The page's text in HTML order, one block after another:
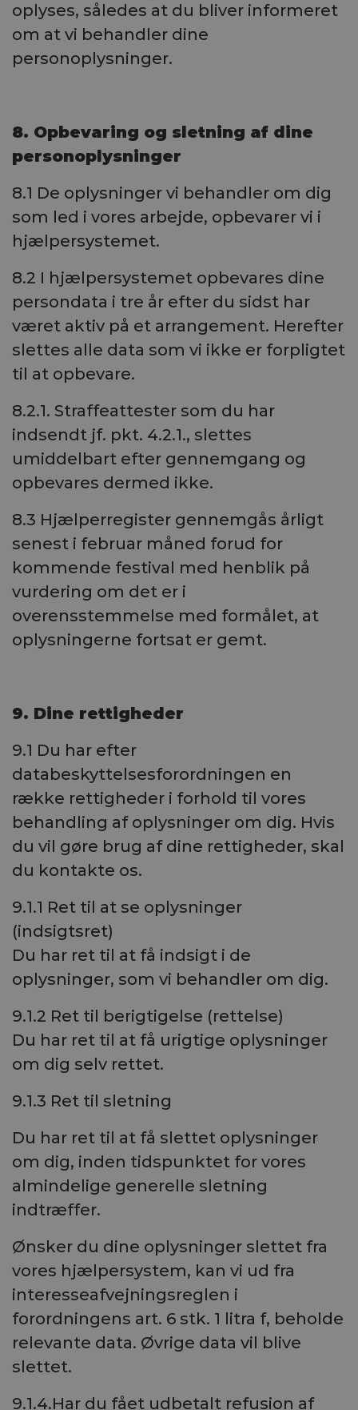
oplyses, således at du bliver informeret
om at vi behandler dine
personoplysninger.
8. Opbevaring og sletning af dine
personoplysninger
8.1 De oplysninger vi behandler om dig
som led i vores arbejde, opbevarer vi i
hjælpersystemet.
8.2 I hjælpersystemet opbevares dine
persondata i tre år efter du sidst har
været aktiv på et arrangement. Herefter
slettes alle data som vi ikke er forpligtet
til at opbevare.
8.2.1. Straffeattester som du har
indsendt jf. pkt. 4.2.1., slettes
umiddelbart efter gennemgang og
opbevares dermed ikke.
8.3 Hjælperregister gennemgås årligt
senest i februar måned forud for
kommende festival med henblik på
vurdering om det er i
overensstemmelse med formålet, at
oplysningerne fortsat er gemt.
9. Dine rettigheder
9.1 Du har efter
databeskyttelsesforordningen en
række rettigheder i forhold til vores
behandling af oplysninger om dig. Hvis
du vil gøre brug af dine rettigheder, skal
du kontakte os.
9.1.1 Ret til at se oplysninger
(indsigtsret)
Du har ret til at få indsigt i de
oplysninger, som vi behandler om dig.
9.1.2 Ret til berigtigelse (rettelse)
Du har ret til at få urigtige oplysninger
om dig selv rettet.
9.1.3 Ret til sletning
Du har ret til at få slettet oplysninger
om dig, inden tidspunktet for vores
almindelige generelle sletning
indtræffer.
Ønsker du dine oplysninger slettet fra
vores hjælpersystem, kan vi ud fra
interesseafvejningsreglen i
forordningens art. 6 stk. 1 litra f, beholde
relevante data. Øvrige data vil blive
slettet.
9.1.4.Har du fået udbetalt refusion af